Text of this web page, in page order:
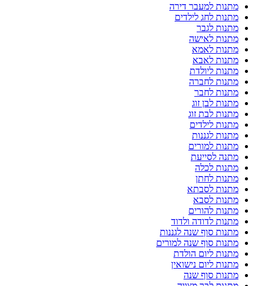
מתנות למעבר דירה
מתנות לחג לילדים
מתנות לגבר
מתנות לאישה
מתנות לאמא
מתנות לאבא
מתנות ליולדת
מתנות לחברה
מתנות לחבר
מתנות לבן זוג
מתנות לבת זוג
מתנות לילדים
מתנות לגננות
מתנות למורים
מתנה לסייעת
מתנות לכלה
מתנות לחתן
מתנות לסבתא
מתנות לסבא
מתנות להורים
מתנות לדודה ולדוד
מתנות סוף שנה לגננות
מתנות סוף שנה למורים
מתנות ליום הולדת
מתנות ליום נישואין
מתנות סוף שנה